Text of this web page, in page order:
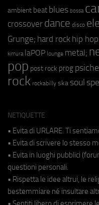
ambient beat blues bossa
crossover dance disco
Grunge; hard rock hip hop
kimura laPOP lounge metal;
pop post rock prog
rock rockabilly ska soul
NETIQUETTE
• Evita di URLARE. Ti
• Evita di scrivere lo stesso
• Evita in luoghi pubblici
questioni personali.
• Rispetta le idee altrui, le
bestemmiare né insultare